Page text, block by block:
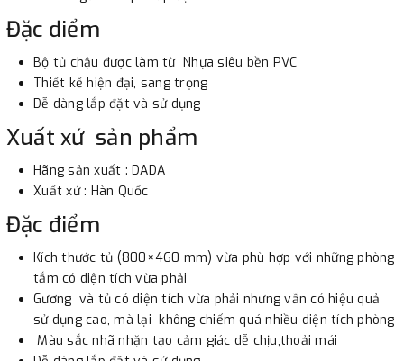
Đặc điểm
Bộ tủ chậu được làm từ Nhựa siêu bền PVC
Thiết kế hiện đại, sang trọng
Dễ dàng lắp đặt và sử dụng
Xuất xứ sản phẩm
Hãng sản xuất : DADA
Xuất xứ : Hàn Quốc
Đặc điểm
Kích thước tủ (800×460 mm) vừa phù hợp với những phòng
tắm có diện tích vừa phải
Gương và tủ có diện tích vừa phải nhưng vẫn có hiệu quả
sử dụng cao, mà lại không chiếm quá nhiều diện tích phòng
Màu sắc nhã nhặn tạo cảm giác dễ chịu,thoải mái